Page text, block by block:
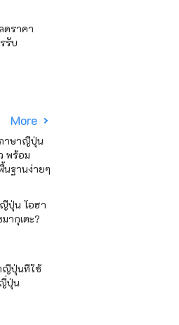
ดราคา
รับ
More
ภาษาญี่ปุ่น
พร้อม
นฐานง่ายๆ
ปุ่น โอฮา
ากุเตะ?
ญี่ปุ่นที่ใช้
ปุ่น